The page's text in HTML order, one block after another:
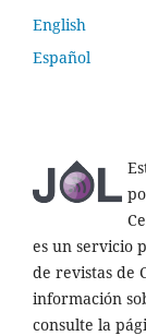
English
Español
es un servicio
de revistas de
información
consulte la